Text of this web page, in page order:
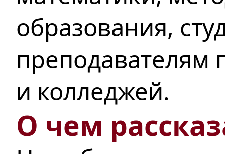
образования,
преподавателям
и колледжей.
О чем